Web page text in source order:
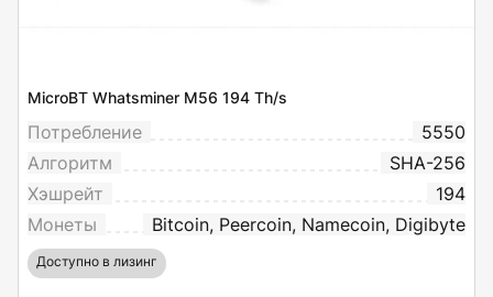
MicroBT Whatsminer M56 194 Th/s
Потребление
5550
Алгоритм
SHA-256
Хэшрейт
194
Монеты
Bitcoin, Peercoin, Namecoin, Digibyte
Доступно в лизинг